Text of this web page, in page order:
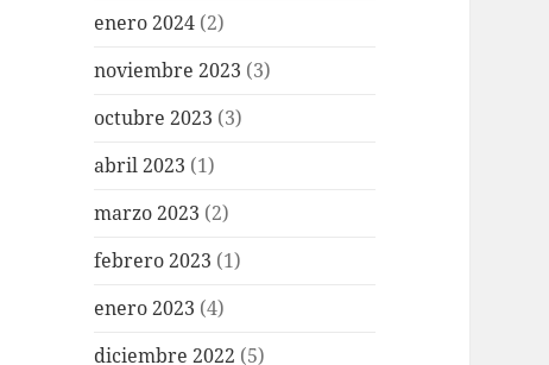
enero 2024 (2)
noviembre 2023 (3)
octubre 2023 (3)
abril 2023 (1)
marzo 2023 (2)
febrero 2023 (1)
enero 2023 (4)
diciembre 2022 (5)